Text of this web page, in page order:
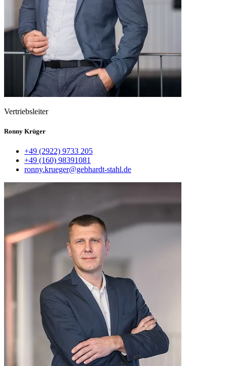
Vertriebsleiter
Ronny Krüger
+49 (2922) 9733 205
+49 (160) 98391081
ronny.krueger@gebhardt-stahl.de